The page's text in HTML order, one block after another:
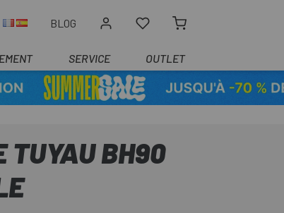
BLOG
SERVICE OUTLET
TUYAU BH90